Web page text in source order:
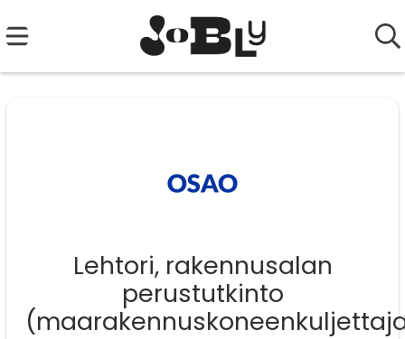
Lehtori, rakennusalan
perustutkinto